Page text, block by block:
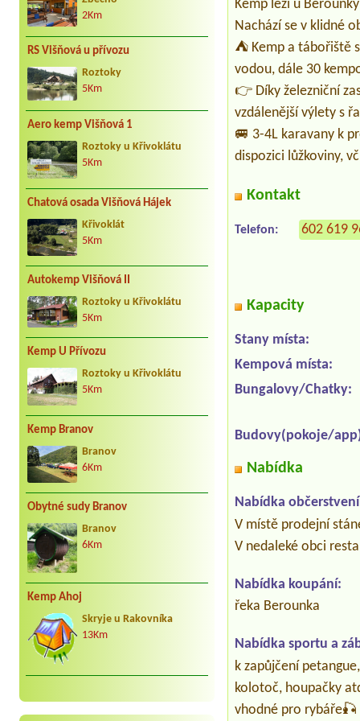
2Km
RS Višňová u přívozu
Roztoky
5Km
Aero kemp Višňová 1
Roztoky u Křivoklátu
5Km
Chatová osada Višňová Hájek
Křivoklát
5Km
Autokemp Višňová II
Roztoky u Křivoklátu
5Km
Kemp U Přívozu
Roztoky u Křivoklátu
5Km
Kemp Branov
Branov
6Km
Obytné sudy Branov
Branov
6Km
Kemp Ahoj
Skryje u Rakovníka
13Km
Kemp leží u
Nachází se v klidné
⛺ Kemp a tábořiště
vodou, dále 30
👉 Díky železniční
vzdálenější výlety s
🚐 3-4L karavany k
dispozici lůžkoviny,
Kontakt
Telefon: 602 619
Kapacity
Stany místa:
Kempová místa:
Bungalovy/Chatky:
Budovy(pokoje/
Nabídka
Nabídka
V místě prodejní
V nedaleké obci
Nabídka koupání:
řeka Berounka
Nabídka sportu a
k zapůjčení
kolotoč, houpačky
vhodné pro